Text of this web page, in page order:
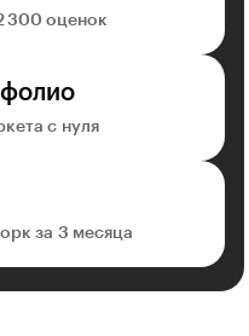
300 оценок
с нуля
за 3 месяца